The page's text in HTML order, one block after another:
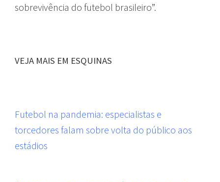
sobrevivência do futebol brasileiro”.
VEJA MAIS EM ESQUINAS
Futebol na pandemia: especialistas e
torcedores falam sobre volta do público aos
estádios